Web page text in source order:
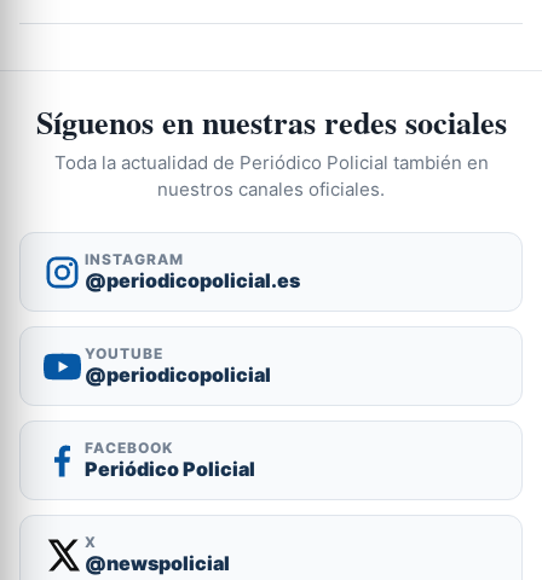
Síguenos en nuestras redes sociales
Toda la actualidad de Periódico Policial también en
nuestros canales oficiales.
INSTAGRAM
@periodicopolicial.es
YOUTUBE
@periodicopolicial
FACEBOOK
Periódico Policial
X
@newspolicial